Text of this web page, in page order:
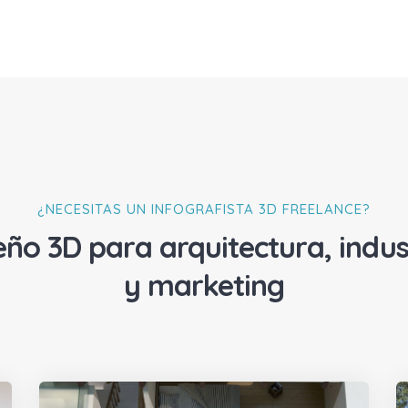
¿NECESITAS UN INFOGRAFISTA 3D FREELANCE?
3D para arquitectura,
y marketing